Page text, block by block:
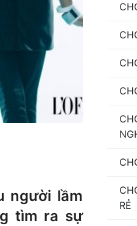
người lầm
tìm ra sự
RẺ